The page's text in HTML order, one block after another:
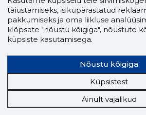
Maineskoor: 2750
Töötajaid: –
Prognooskäive (2026): –
Lase lapsel olla õnnelik!
Ettevõte spetsialiseerub kvaliteetse
mööbli valmistamisele ja
inspireeriva ja funktsionaalse
arengu toetamiseks.
mööbli tootmine
täiustamiseks, isikupärastatud
pakkumiseks ja oma liikluse
klõpsate "nõustu kõigiga", nõustute
küpsiste kasutamisega.
Nõustu kõigiga
Küpsistest
Ainult vajalikud